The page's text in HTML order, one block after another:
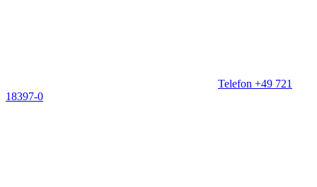
Telefon +49 721
18397-0